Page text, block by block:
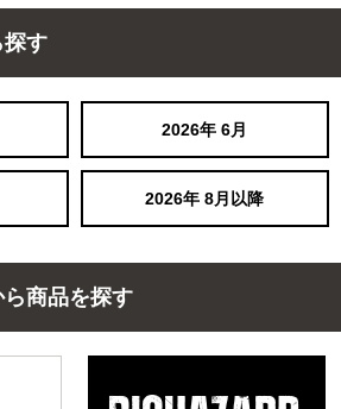
探す
2026年 6月
2026年 8月以降
商品を探す